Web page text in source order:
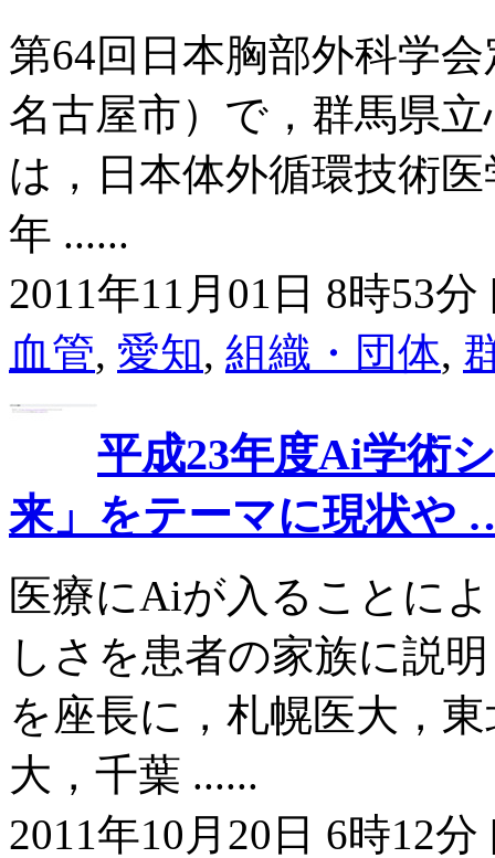
第64回日本胸部外科学
名古屋市）で，群馬県
は，日本体外循環技術医
年 ......
2011年11月01日 8時53分
血管, 愛知, 組織・団体,
平成23年度Ai学術
来」をテーマに現状や
医療にAiが入ることに
しさを患者の家族に説
を座長に，札幌医大，
大，千葉 ......
2011年10月20日 6時12分